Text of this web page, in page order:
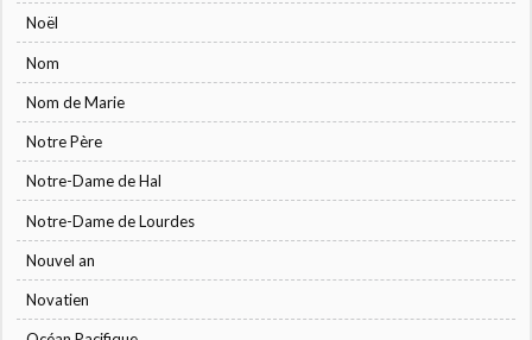
Noël
Nom
Nom de Marie
Notre Père
Notre-Dame de Hal
Notre-Dame de Lourdes
Nouvel an
Novatien